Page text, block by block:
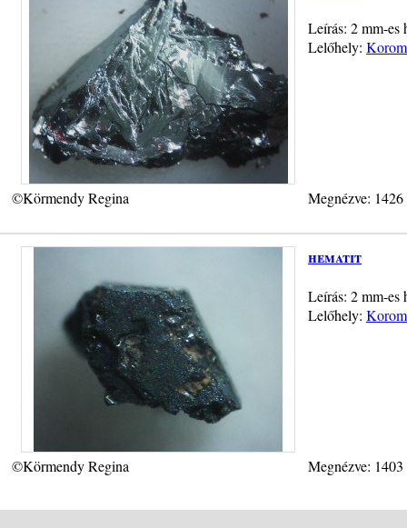
Leírás: 2 mm-es
Lelőhely:
©Körmendy Regina Megnézve:
hematit
Leírás: 2 mm-es
Lelőhely:
©Körmendy Regina Megnézve: